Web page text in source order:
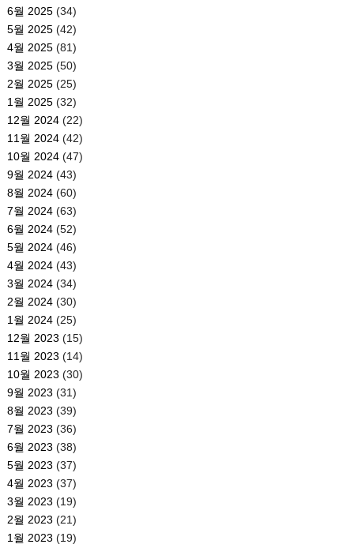
6월 2025(34)
5월 2025(42)
4월 2025(81)
3월 2025(50)
2월 2025(25)
1월 2025(32)
12월 2024(22)
11월 2024(42)
10월 2024(47)
9월 2024(43)
8월 2024(60)
7월 2024(63)
6월 2024(52)
5월 2024(46)
4월 2024(43)
3월 2024(34)
2월 2024(30)
1월 2024(25)
12월 2023 (15)
11월 2023 (14)
10월 2023 (30)
9월 2023 (31)
8월 2023 (39)
7월 2023 (36)
6월 2023 (38)
5월 2023 (37)
4월 2023 (37)
3월 2023 (19)
2월 2023 (21)
1월 2023 (19)